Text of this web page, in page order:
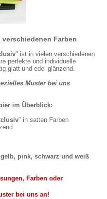
Farben
" ist in vielen verschiedenen
perfekte und individuelle
glatt und edel glänzend.
Muster bei uns
im Überblick:
" in satten Farben
pink, schwarz und weiß
Farben oder
bei uns an!